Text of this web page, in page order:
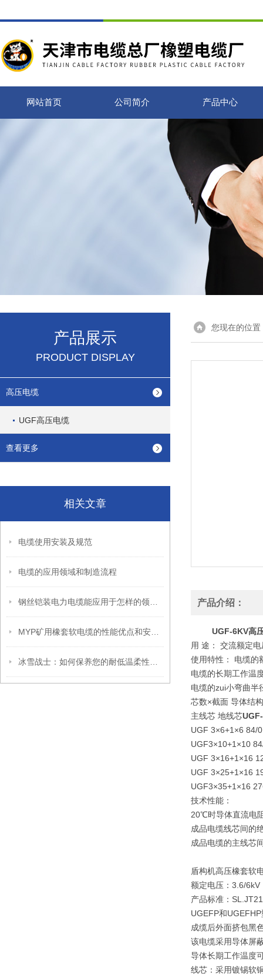
网站首页 公司简介 产品中心
产品展示
PRODUCT DISPLAY
高压电缆
UGF高压电缆
查看更多
相关文章
电缆使用安装及规范
电缆的应用领域和制造流程
您现在的位置
产品介绍：
UGF-6KV高
用 途： 交流额定
使用特性： 电缆的
电缆的长期工作温
电缆的zui小弯曲半
芯数×截面 导体结
主线芯 地线芯
UGF 3×6+1×6 84/
UGF3×10+1×10
UGF 3×16+1×16
UGF 3×25+1×16
UGF3×35+1×16
技术性能：
20℃时导体直流电
成品电缆线芯间的
成品电缆的主线芯
盾构机高压橡套软
额定电压：3.6/6kV
产品标准：
UGEFP和
成缆后外面挤包黑
该电缆采用导体屏
导体长期工作温度
线芯：采用镀锡软